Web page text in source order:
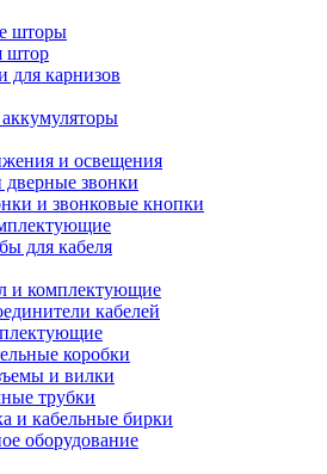
шторы
штор
для карнизов
и освещения
звонки
и звонковые кнопки
для кабеля
и комплектующие
кабелей
коробки
и вилки
трубки
и кабельные бирки
оборудование